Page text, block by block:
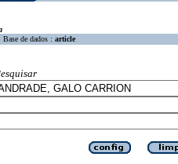
Base de dados : article